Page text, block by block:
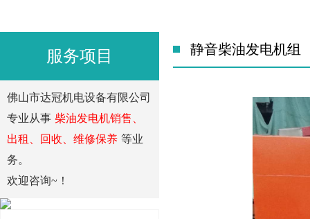
服务项目
佛山市达冠机电设备有限公司
专业从事 柴油发电机销售、
出租、回收、维修保养 等业
务。
欢迎咨询~！
静音柴油发电机组